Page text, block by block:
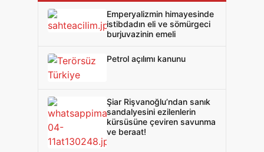
Emperyalizmin himayesinde
istibdadın eli ve sömürgeci
burjuvazinin emeli
Petrol açılımı kanunu
Şiar Rişvanoğlu’ndan sanık
sandalyesini ezilenlerin
kürsüsüne çeviren savunma
ve beraat!